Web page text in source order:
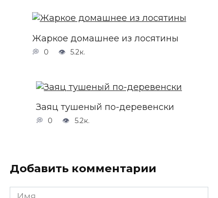
Жаркое домашнее из лосятины
0 5.2к.
Заяц тушеный по-деревенски
0 5.2к.
Добавить комментарии
Имя